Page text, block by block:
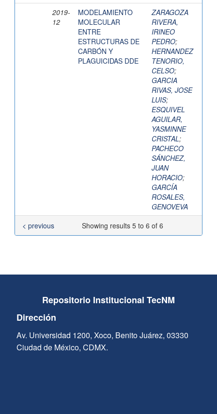
2019-
12
MODELAMIENTO
MOLECULAR
ENTRE
ESTRUCTURAS DE
CARBÓN Y
PLAGUICIDAS DDE
ZARAGOZA
RIVERA,
IRINEO
PEDRO;
HERNANDEZ
TENORIO,
CELSO;
GARCIA
RIVAS, JOSE
LUIS;
ESQUIVEL
AGUILAR,
YASMINNE
CRISTAL;
PACHECO
SÁNCHEZ,
JUAN
HORACIO;
GARCÍA
ROSALES,
GENOVEVA
Showing results 5 to 6 of 6
< previous
Repositorio Institucional TecNM
Dirección
Av. Universidad 1200, Xoco, Benito Juárez, 03330
Ciudad de México, CDMX.